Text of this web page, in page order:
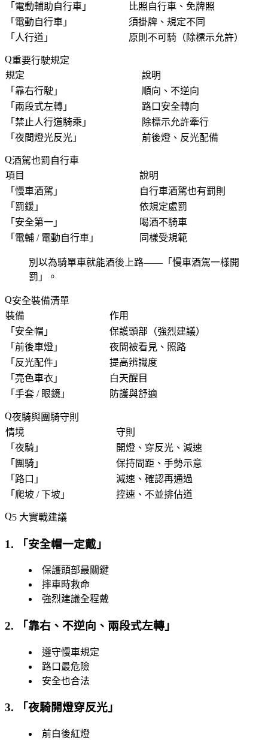
「 電動輔助自行車 」
比照自行車、免牌照
「 電動自行車 」
須掛牌、規定不同
「 人行道 」 原則不可騎（除標示允許）
重要行駛規定
規定
說明
「 靠右行駛 」
順向、不逆向
「 兩段式左轉 」
路口安全轉向
「 禁止人行道騎乘 」
除標示允許牽行
「 夜間燈光反光 」 前後燈、反光配備
酒駕也罰自行車
項目
說明
「 慢車酒駕 」
自行車酒駕也有罰則
「 罰鍰 」
依規定處罰
「 安全第一 」
喝酒不騎車
「 電輔 / 電動自行車 」 同樣受規範
別以為騎單車就能酒後上路——「 慢車酒駕一樣開
罰 」。
安全裝備清單
裝備
作用
「 安全帽 」
保護頭部（強烈建議）
「 前後車燈 」
夜間被看見、照路
「 反光配件 」
提高辨識度
「 亮色車衣 」
白天醒目
「 手套 / 眼鏡 」 防護與舒適
夜騎與團騎守則
情境
守則
「 夜騎 」
開燈、穿反光、減速
「 團騎 」
保持間距、手勢示意
「 路口 」
減速、確認再通過
「 爬坡 / 下坡 」 控速、不並排佔道
5 大實戰建議
1. 「安全帽一定戴 」
保護頭部最關鍵
摔車時救命
強烈建議全程戴
2. 「 靠右、不逆向、兩段式左轉 」
遵守慢車規定
路口最危險
安全也合法
3. 「夜騎開燈穿反光 」
前白後紅燈